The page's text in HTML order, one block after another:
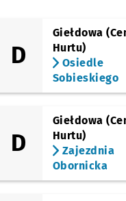
Mosty Pomorskie
Pomorska
Kleczkowska
Most Osobowicki
D
Giełdowa
Hurtu)
Osiedle
Sobieskiego
D
Giełdowa
Hurtu)
Zajezdnia
Obornicka